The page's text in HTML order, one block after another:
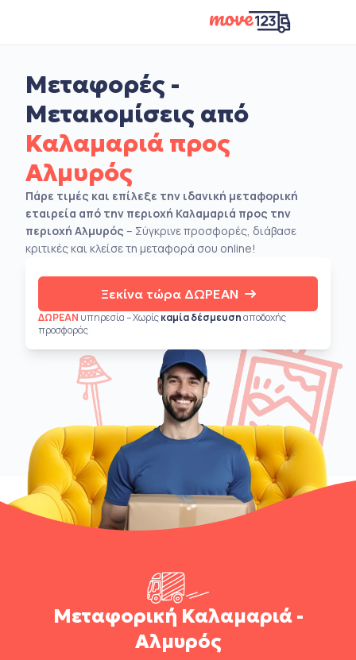
Μεταφορές -
Μετακομίσεις από
Καλαμαριά προς
Αλμυρός
Πάρε τιμές και επίλεξε την ιδανική μεταφορική
εταιρεία από την περιοχή Καλαμαριά προς την
περιοχή Αλμυρός – Σύγκρινε προσφορές, διάβασε
κριτικές και κλείσε τη μεταφορά σου online!
Ξεκίνα τώρα ΔΩΡΕΑΝ
ΔΩΡΕΑΝ υπηρεσία – Χωρίςκαμία δέσμευσηαποδοχής
προσφοράς
Μεταφορική Καλαμαριά -
Αλμυρός